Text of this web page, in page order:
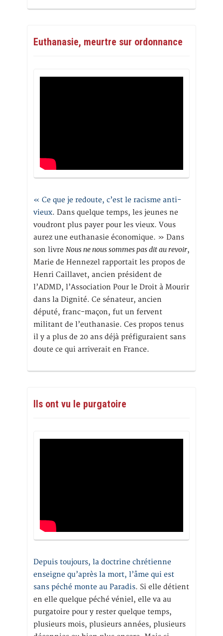
Euthanasie, meurtre sur ordonnance
« Ce que je redoute, c’est le racisme anti-
vieux. Dans quelque temps, les jeunes ne
voudront plus payer pour les vieux. Vous
aurez une euthanasie économique. » Dans
son livre Nous ne nous sommes pas dit au revoir,
Marie de Hennezel rapportait les propos de
Henri Caillavet, ancien président de
l’ADMD, l’Association Pour le Droit à Mourir
dans la Dignité. Ce sénateur, ancien
député, franc-maçon, fut un fervent
militant de l’euthanasie. Ces propos tenus
il y a plus de 20 ans déjà préfiguraient sans
doute ce qui arriverait en France.
Ils ont vu le purgatoire
Depuis toujours, la doctrine chrétienne
enseigne qu’après la mort, l’âme qui est
sans péché monte au Paradis. Si elle détient
en elle quelque péché véniel, elle va au
purgatoire pour y rester quelque temps,
plusieurs mois, plusieurs années, plusieurs